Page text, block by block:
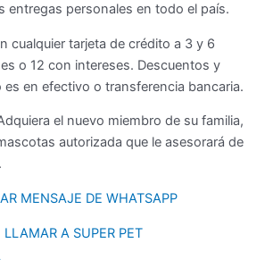
entregas personales en todo el país.
cualquier tarjeta de crédito a 3 y 6
o 12 con intereses. Descuentos y
es en efectivo o transferencia bancaria.
el nuevo miembro de su familia,
autorizada que le asesorará de
MENSAJE DE WHATSAPP
LLAMAR A SUPER PET